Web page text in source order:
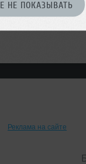
НЕ ПОКАЗЫВАТЬ
Реклама на сайте